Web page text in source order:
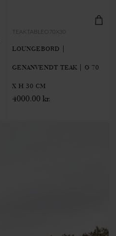
TEAKTABLEO70X30
LOUNGEBORD |
GENANVENDT TEAK | Ø 70
X H 30 CM
4000.00 kr.